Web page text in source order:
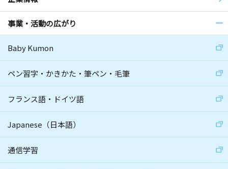
事業・活動の広がり
Baby Kumon
ペン習字・かきかた・筆ペン・毛筆
フランス語・ドイツ語
Japanese（日本語）
通信学習